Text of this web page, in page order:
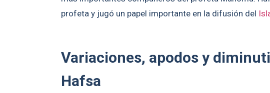
profeta y jugó un papel importante en la difusión del
Variaciones, apodos y
Hafsa